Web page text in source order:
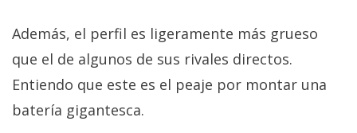
Además, el perfil es ligeramente más grueso
que el de algunos de sus rivales directos.
Entiendo que este es el peaje por montar una
batería gigantesca.